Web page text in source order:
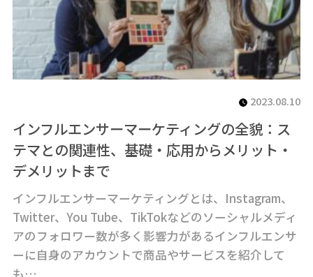
2023.08.10
インフルエンサーマーケティングの全貌：ス
テマとの関連性、基礎・応用からメリット・
デメリットまで
インフルエンサーマーケティングとは、Instagram、
Twitter、You Tube、TikTokなどのソーシャルメディ
アのフォロワー数が多く影響力があるインフルエンサ
ーに自身のアカウントで商品やサービスを紹介して
も…